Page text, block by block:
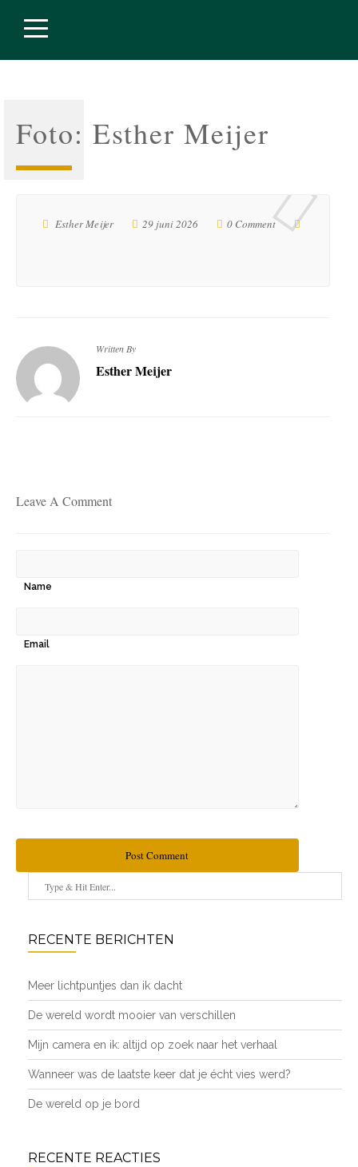
Foto: Esther Meijer
Esther Meijer 29 juni 2026 0 Comment
Written By
Esther Meijer
Leave A Comment
Name
Email
Post Comment
RECENTE BERICHTEN
Meer lichtpuntjes dan ik dacht
De wereld wordt mooier van verschillen
Mijn camera en ik: altijd op zoek naar het verhaal
Wanneer was de laatste keer dat je écht vies werd?
De wereld op je bord
RECENTE REACTIES